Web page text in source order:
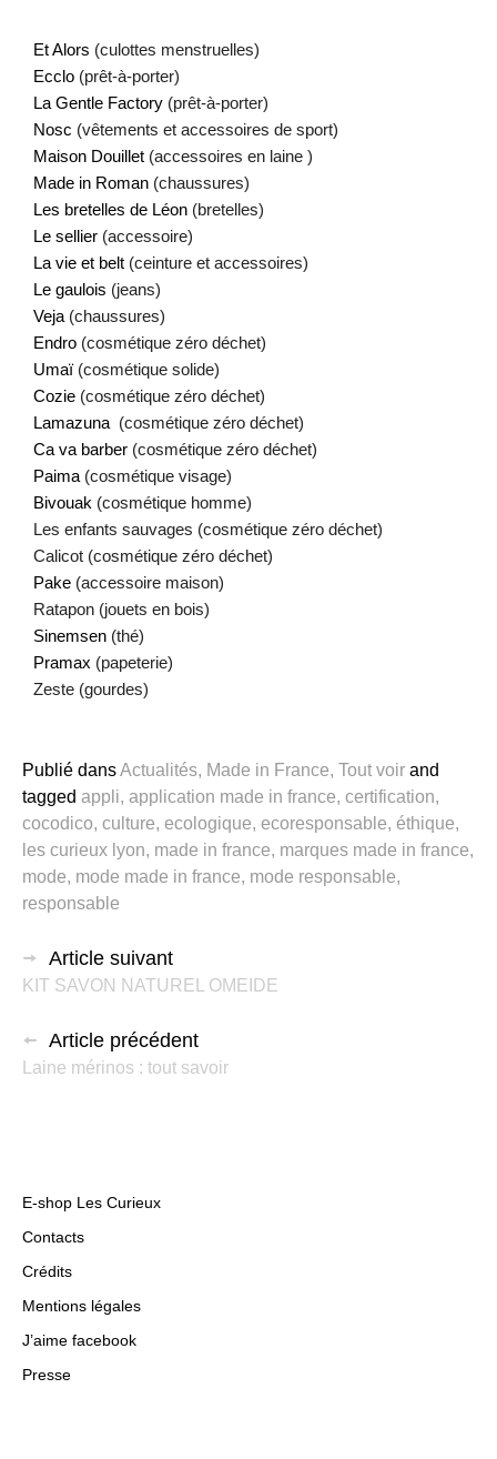
Et Alors (culottes menstruelles)
Ecclo (prêt-à-porter)
La Gentle Factory (prêt-à-porter)
Nosc (vêtements et accessoires de sport)
Maison Douillet (accessoires en laine )
Made in Roman (chaussures)
Les bretelles de Léon (bretelles)
Le sellier (accessoire)
La vie et belt (ceinture et accessoires)
Le gaulois (jeans)
Veja (chaussures)
Endro (cosmétique zéro déchet)
Umaï (cosmétique solide)
Cozie (cosmétique zéro déchet)
Lamazuna (cosmétique zéro déchet)
Ca va barber (cosmétique zéro déchet)
Paima (cosmétique visage)
Bivouak (cosmétique homme)
Les enfants sauvages (cosmétique zéro déchet)
Calicot (cosmétique zéro déchet)
Pake (accessoire maison)
Ratapon (jouets en bois)
Sinemsen (thé)
Pramax (papeterie)
Zeste (gourdes)
Publié dansActualités, Made in France, Tout voir and
tagged appli, application made in france, certification,
cocodico, culture, ecologique, ecoresponsable, éthique,
les curieux lyon, made in france, marques made in france,
mode, mode made in france, mode responsable,
responsable
Article suivant
KIT SAVON NATUREL OMEIDE
Article précédent
Laine mérinos : tout savoir
E-shop Les Curieux
Contacts
Crédits
Mentions légales
J’aime facebook
Presse